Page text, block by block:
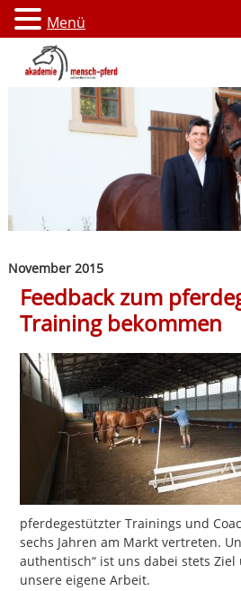
November 2015
Feedback zum
Training bekommen
pferdegestützter Trainings und
sechs Jahren am Markt vertreten.
authentisch“ ist uns dabei stets
unsere eigene Arbeit.
Menü